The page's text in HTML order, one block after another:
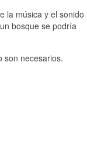
la música y el sonido
bosque se podría
son necesarios.